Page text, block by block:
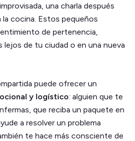
una charla después
cocina. Estos pequeños
de pertenencia,
lejos de tu ciudad o en una nueva
puede ofrecer un
y logístico: alguien que te
que reciba un paquete en
a resolver un problema
te hace más consciente de